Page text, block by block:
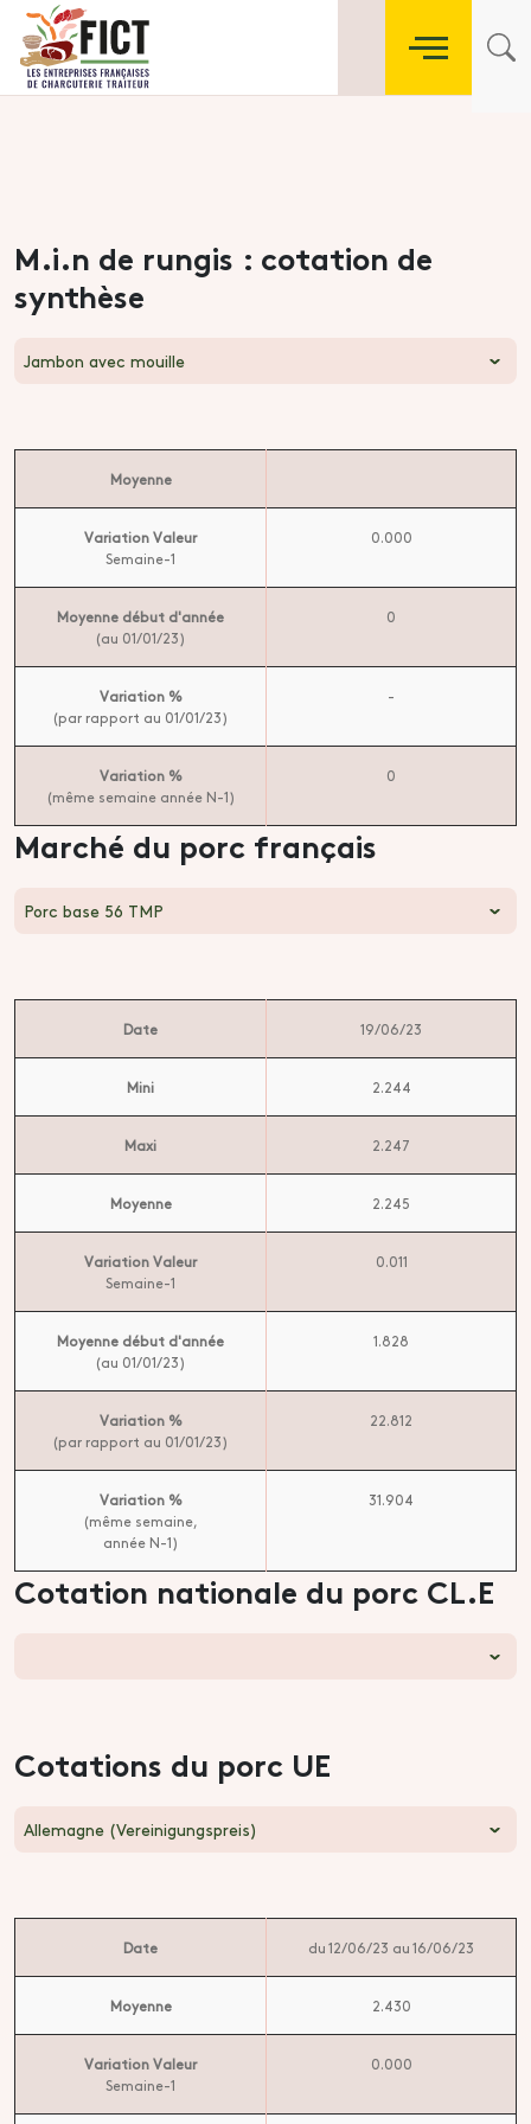
M.i.n de rungis : cotation de
synthèse
Jambon avec mouille
Moyenne
Variation Valeur
Semaine-1
0.000
Moyenne début d'année
(au 01/01/23)
0
Variation %
(par rapport au 01/01/23)
-
Variation %
(même semaine année N-1)
0
Marché du porc français
Porc base 56 TMP
Date 19/06/23
Mini 2.244
Maxi 2.247
Moyenne 2.245
Variation Valeur
Semaine-1
0.011
Moyenne début d'année
(au 01/01/23)
1.828
Variation %
(par rapport au 01/01/23)
22.812
Variation %
(même semaine,
année N-1)
31.904
Cotation nationale du porc CL.E
Cotations du porc UE
Allemagne (Vereinigungspreis)
Date du 12/06/23 au 16/06/23
Moyenne 2.430
Variation Valeur
Semaine-1
0.000